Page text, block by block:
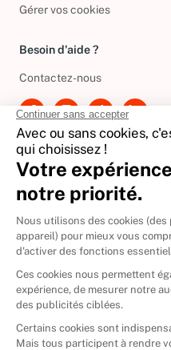
Gérer vos cookies
Besoin d'aide ?
Contactez-nous
International
🇪🇸 Espagne
🇩🇪Allemagne
🇮🇹 Italie